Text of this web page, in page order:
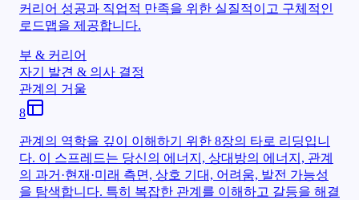
커리어 성공과 직업적 만족을 위한 실질적이고 구체적인
로드맵을 제공합니다.
부 & 커리어
자기 발견 & 의사 결정
관계의 거울
8
관계의 역학을 깊이 이해하기 위한 8장의 타로 리딩입니
다. 이 스프레드는 당신의 에너지, 상대방의 에너지, 관계
의 과거·현재·미래 측면, 상호 기대, 어려움, 발전 가능성
을 탐색합니다. 특히 복잡한 관계를 이해하고 갈등을 해결